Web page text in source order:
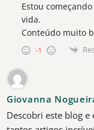
Estou
vida.
Conteúdo muito
-1
Giovanna
Descobri este blog